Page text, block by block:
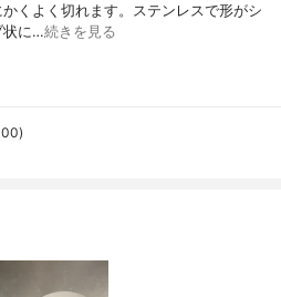
くよく切れます。ステンレスで形がシ
状に…続きを見る